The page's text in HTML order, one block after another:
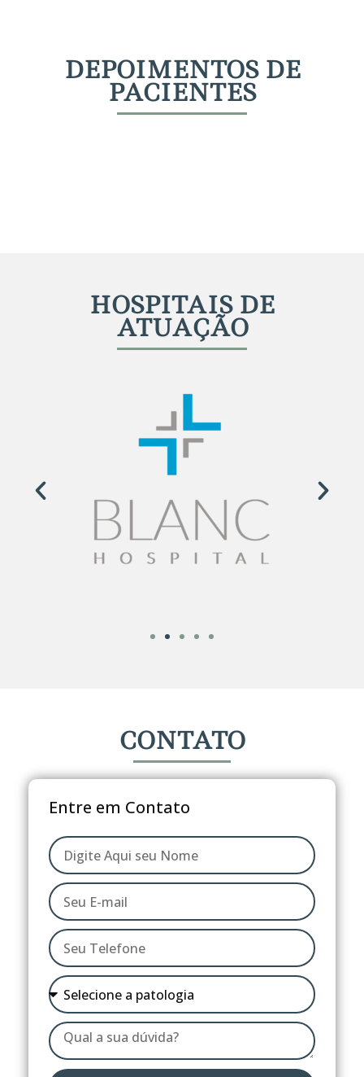
DEPOIMENTOS DE
PACIENTES
HOSPITAIS DE
ATUAÇÃO
CONTATO
Entre em Contato